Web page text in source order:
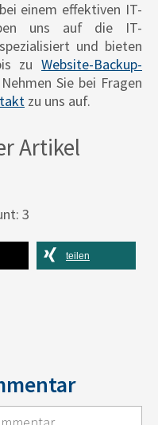
einem effektiven IT-
uns auf die IT-
und bieten
zuWebsite-Backup-
Sie bei Fragen
zu uns auf.
Artikel
3
teilen